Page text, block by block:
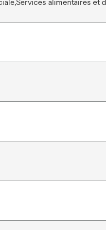
alimentaires et